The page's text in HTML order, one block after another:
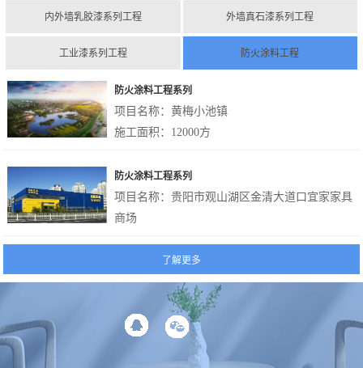
内外墙乳胶漆系列工程 外墙真石漆系列工程
工业漆系列工程 防火涂料工程
防火涂料工程系列
项目名称：黄梅小池镇
施工面积： 12000方
防火涂料工程系列
项目名称：贵阳市观山湖区金清大道口宜家家具
商场
所用涂料：防火涂料